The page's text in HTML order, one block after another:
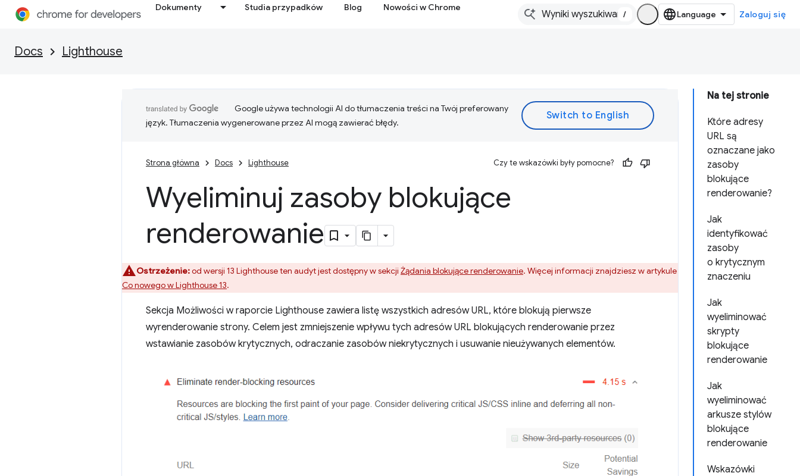
Dokumenty Studia przypadków Blog Nowości w Chrome
/ Zaloguj się
Docs Lighthouse
Na tej stronie
Które adresy
URL są
oznaczane jako
zasoby
blokujące
renderowanie?
Jak
identyfikować
zasoby
o krytycznym
znaczeniu
Jak
wyeliminować
skrypty
blokujące
renderowanie
Jak
wyeliminować
arkusze stylów
blokujące
renderowanie
Wskazówki
Google używa technologii AI do tłumaczenia treści na Twój preferowany
język. Tłumaczenia wygenerowane przez AI mogą zawierać błędy.
Strona główna Docs Lighthouse Czy te wskazówki były pomocne?
Wyeliminuj zasoby blokujące
renderowanie
Ostrzeżenie:od wersji 13 Lighthouse ten audyt jest dostępny w sekcji Żądania blokujące renderowanie. Więcej informacji znajdziesz w artykule
Co nowego w Lighthouse 13.
Sekcja Możliwości w raporcie Lighthouse zawiera listę wszystkich adresów URL, które blokują pierwsze
wyrenderowanie strony. Celem jest zmniejszenie wpływu tych adresów URL blokujących renderowanie przez
wstawianie zasobów krytycznych, odraczanie zasobów niekrytycznych i usuwanie nieużywanych elementów.